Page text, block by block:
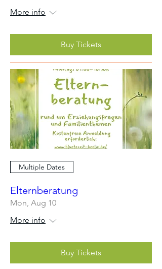
More info
Buy Tickets
Multiple Dates
Elternberatung
Mon, Aug 10
More info
Buy Tickets